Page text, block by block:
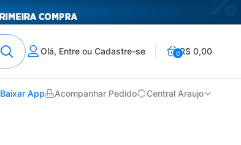
Olá, Entre ou Cadastre-se 0R$ 0,00
Baixar App Acompanhar Pedido Central Araujo